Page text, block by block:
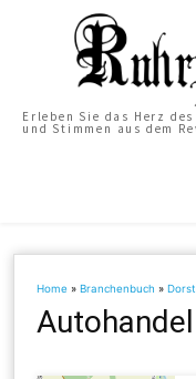
Erleben Sie das Herz
und Stimmen aus dem
Home »Branchenbuch »